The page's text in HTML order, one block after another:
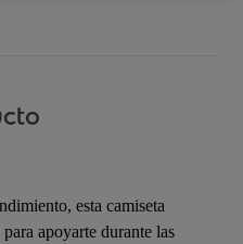
esta camiseta
apoyarte durante las